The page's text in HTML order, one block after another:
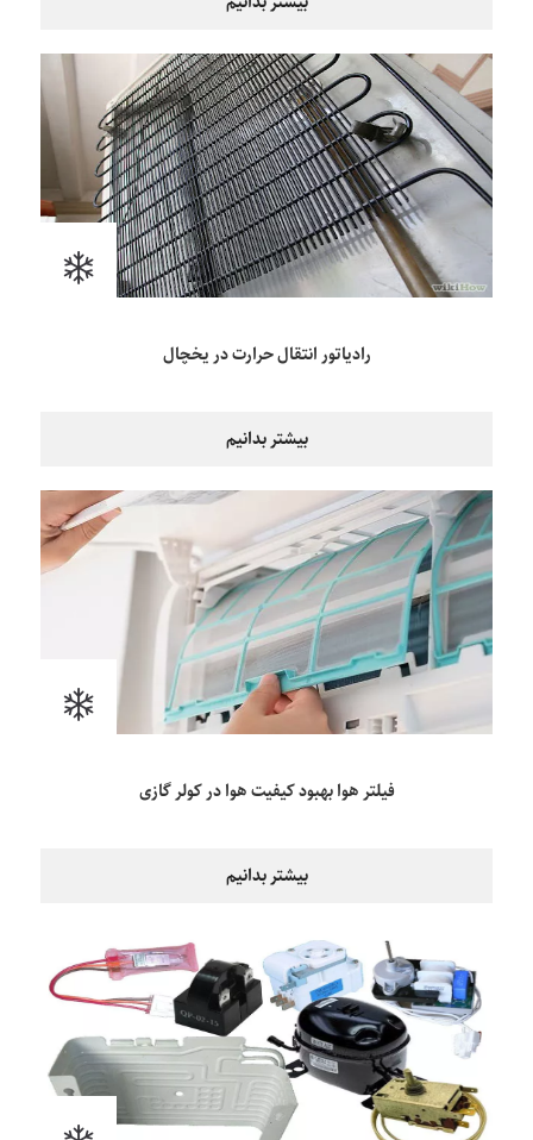
رادیاتور انتقال حرارت در یخچال
بیشتر بدانیم
فیلتر هوا بهبود کیفیت هوا در کولر گازی
بیشتر بدانیم